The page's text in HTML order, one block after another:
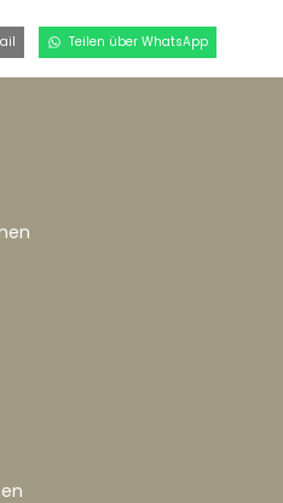
Teilen über WhatsApp